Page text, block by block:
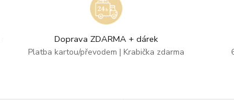
Doprava ZDARMA + dárek
Platba kartou/převodem | Krabička zdarma